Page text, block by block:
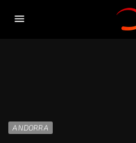
menu
ANDORRA